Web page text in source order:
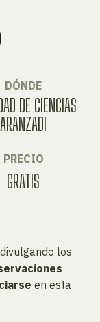
DÓNDE
DE CIENCIAS
ARANZADI
PRECIO
GRATIS
los
en esta